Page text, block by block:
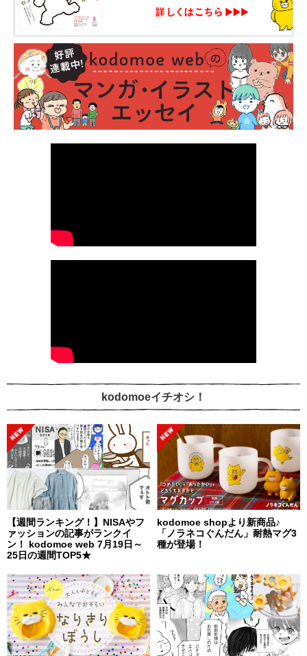
kodomoeイチオシ！
【週間ランキング！】NISAやフ
ァッションの記事がランクイ
ン！ kodomoe web 7月19日～
25日の週間TOP5★
kodomoe shopより新商品♪
「ノラネコぐんだん」耐熱マグ3
種が登場！